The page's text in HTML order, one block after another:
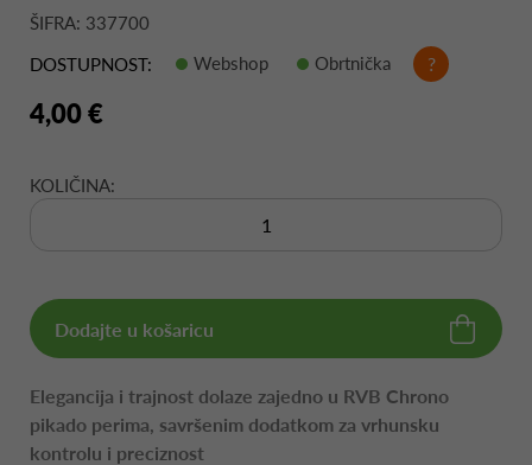
ŠIFRA: 337700
DOSTUPNOST:
Webshop Obrtnička ?
4,00 €
KOLIČINA:
Dodajte u košaricu
Elegancija i trajnost dolaze zajedno u RVB Chrono
pikado perima, savršenim dodatkom za vrhunsku
kontrolu i preciznost